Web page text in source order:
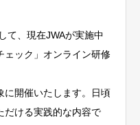
て、現在JWAが実施中
ェック」オンライン研修
に開催いたします。日頃
だける実践的な内容で